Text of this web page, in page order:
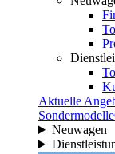
Aktuelle
Sondermodelle
Neuwagen